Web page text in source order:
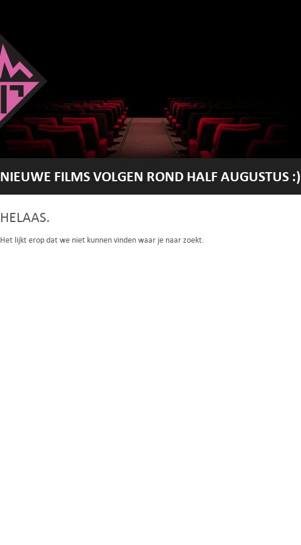
NIEUWE FILMS VOLGEN ROND HALF AUGUSTUS :)
HELAAS.
Het lijkt erop dat we niet kunnen vinden waar je naar zoekt.